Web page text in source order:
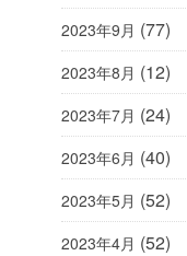
2023年9月 (77)
2023年8月 (12)
2023年7月 (24)
2023年6月 (40)
2023年5月 (52)
2023年4月 (52)